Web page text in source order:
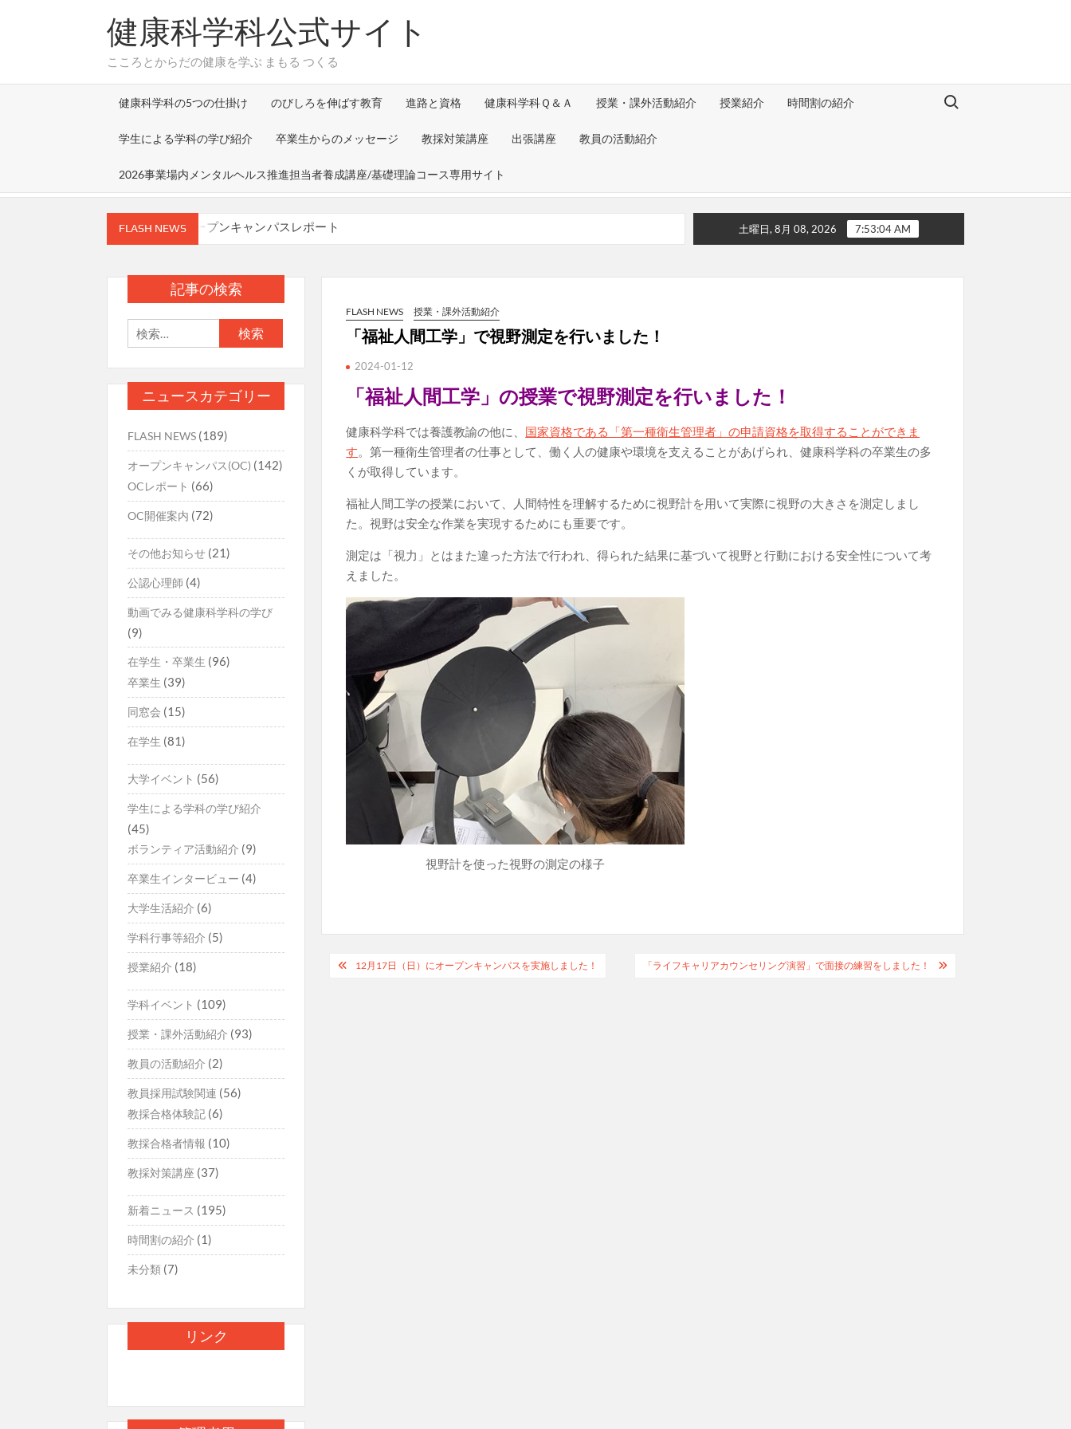
健康科学科公式サイト
こころとからだの健康を学ぶ まもる つくる
健康科学科の5つの仕掛け のびしろを伸ばす教育 進路と資格 健康科学科Ｑ＆Ａ 授業・課外活動紹介 授業紹介 時間割の紹介
学生による学科の学び紹介 卒業生からのメッセージ 教採対策講座 出張講座 教員の活動紹介
2026事業場内メンタルヘルス推進担当者養成講座/基礎理論コース専用サイト
Search for:
FLASH NEWS
７月26日(日) オープンキャンパスレポート
年7月27日）に掲載されました
「環境衛生実習」の授業で株式会社メイワパックスの工場見学を実施しました！
8/9,22にオープンキャンパスを開催します！
土曜日, 8月 08, 2026 7:53:05 AM
FLASH NEWS 授業・課外活動紹介
「福祉人間工学」で視野測定を行いました！
2024-01-12
「福祉人間工学」の授業で視野測定を行いました！
健康科学科では養護教諭の他に、 国家資格である「第一種衛生管理者」の申請資格を取得することができま
す。第一種衛生管理者の仕事として、働く人の健康や環境を支えることがあげられ、健康科学科の卒業生の多
くが取得しています。
福祉人間工学の授業において、人間特性を理解するために視野計を用いて実際に視野の大きさを測定しまし
た。視野は安全な作業を実現するためにも重要です。
測定は「視力」とはまた違った方法で行われ、得られた結果に基づいて視野と行動における安全性について考
えました。
視野計を使った視野の測定の様子
投
12月17日（日）にオープンキャンパスを実施しました！ 「ライフキャリアカウンセリング演習」で面接の練習をしました！
記事の検索
索:
ニュースカテゴリー
FLASH NEWS (189)
オープンキャンパス(OC) (142)
OCレポート (66)
OC開催案内 (72)
その他お知らせ (21)
公認心理師 (4)
動画でみる健康科学科の学び
(9)
在学生・卒業生 (96)
卒業生 (39)
同窓会 (15)
在学生 (81)
大学イベント (56)
学生による学科の学び紹介
(45)
ボランティア活動紹介 (9)
卒業生インタービュー (4)
大学生活紹介 (6)
学科行事等紹介 (5)
授業紹介 (18)
学科イベント (109)
授業・課外活動紹介 (93)
教員の活動紹介 (2)
教員採用試験関連 (56)
教採合格体験記 (6)
教採合格者情報 (10)
教採対策講座 (37)
新着ニュース (195)
時間割の紹介 (1)
未分類 (7)
リンク